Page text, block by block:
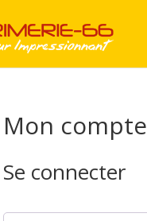
Mon compte
Se connecter